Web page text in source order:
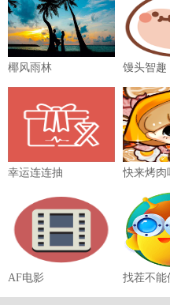
椰风雨林 馒头智趣
幸运连连抽 快来烤肉
AF电影 找茬不能